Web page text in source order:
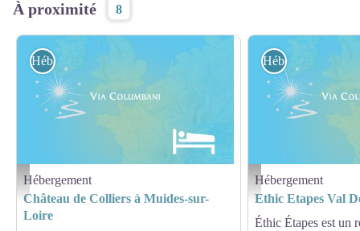
À proximité 8
Hébergement - Via Columbani
Hébergement
Hébergement
Château de Colliers à Muides-sur-
Loire
Hébergement - Via
Hébergement
Hébergement
Ethic Etapes Val
Éthic Étapes est un